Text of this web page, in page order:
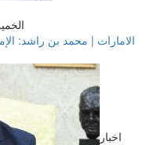
الخميس 08 مايو
الامارات | محمد بن راشد:
اخبار